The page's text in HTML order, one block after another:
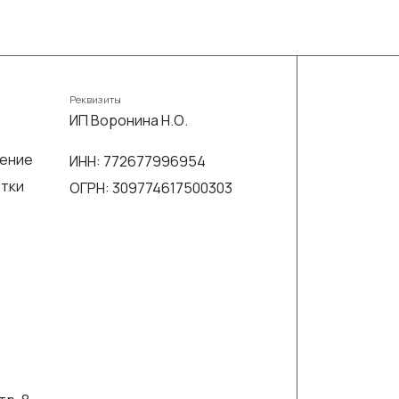
Реквизиты
ИП Воронина Н.О.
ИНН: 772677996954
ОГРН: 309774617500303